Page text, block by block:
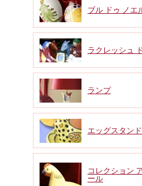
ブル ドゥ ノエ
ラクレッシュ
ランプ
エッグスタンド
コレクション
ール